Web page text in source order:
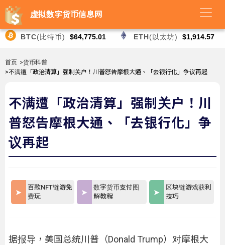
虚拟数字货币信息网
BTC(比特币) $64,775.01 ETH(以太坊) $1,914.57
首页 >货币科普
>不满遭「政治清算」强制关户！川普怒告摩根大通、「去银行化」争议再起
不满遭「政治清算」强制关户！川
普怒告摩根大通、「去银行化」争
议再起
百款NFT链游免
费玩
数字货币支付图
解教程
区块链游戏获利
技巧
据报导，美国总统川普（Donald Trump）对摩根大